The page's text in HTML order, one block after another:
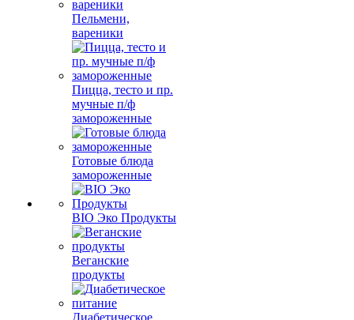
Пельмени,
вареники
Пицца, тесто и пр.
мучные п/ф
замороженные
Готовые блюда
замороженные
BIO Эко Продукты
Веганские
продукты
Диабетическое